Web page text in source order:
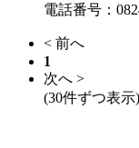
電話番号：
< 前へ
1
次へ >
(30件ずつ表示)